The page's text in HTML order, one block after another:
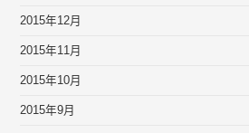
2015年12月
2015年11月
2015年10月
2015年9月